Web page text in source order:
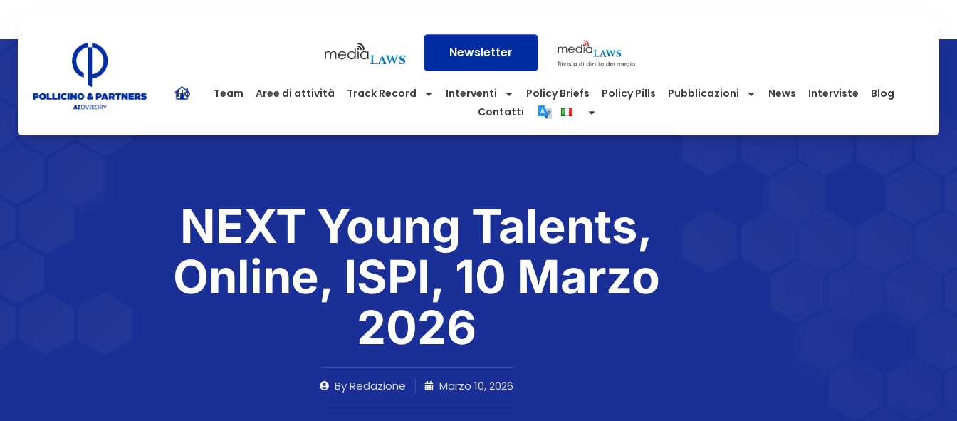
Newsletter
Home Team Aree di attività Track Record Interventi Policy Briefs Policy Pills Pubblicazioni News Interviste
Blog
Contatti
NEXT Young Talents,
Online, ISPI, 10 Marzo
2026
ByRedazione Marzo 10, 2026